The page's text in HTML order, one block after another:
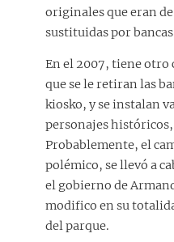
originales que eran
sustituidas por
En el 2007, tiene otro
que se le retiran las
kiosko, y se instalan
personajes
Probablemente, el
polémico, se llevó a
el gobierno de
modifico en su
del parque.